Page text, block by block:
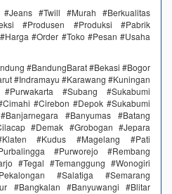
#Twill #Murah #Berkualitas
#Produsen #Produksi #Pabrik
#Order #Toko #Pesan #Usaha
#BandungBarat #Bekasi #Bogor
#Indramayu #Karawang #Kuningan
#Subang #Sukabumi
#Cirebon #Depok #Sukabumi
#Banyumas #Batang
#Demak #Grobogan #Jepara
#Kudus #Magelang #Pati
#Purworejo #Rembang
#Tegal #Temanggung #Wonogiri
#Salatiga #Semarang
#Bangkalan #Banyuwangi #Blitar